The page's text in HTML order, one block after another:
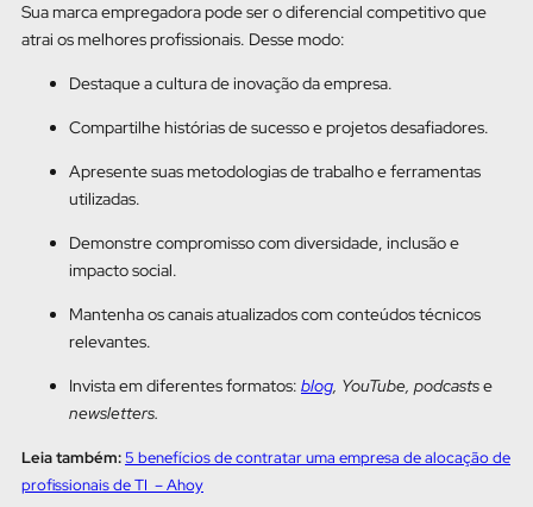
Sua marca empregadora pode ser o diferencial competitivo que
atrai os melhores profissionais. Desse modo:
Destaque a cultura de inovação da empresa.
Compartilhe histórias de sucesso e projetos desafiadores.
Apresente suas metodologias de trabalho e ferramentas
utilizadas.
Demonstre compromisso com diversidade, inclusão e
impacto social.
Mantenha os canais atualizados com conteúdos técnicos
relevantes.
Invista em diferentes formatos: blog, YouTube, podcastse
newsletters.
Leia também: 5 benefícios de contratar uma empresa de alocação de
profissionais de TI – Ahoy